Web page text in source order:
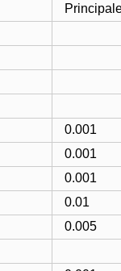
0.001
0.001
0.001
0.01
0.005